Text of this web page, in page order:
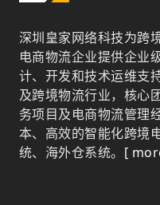
深圳皇家网络科技为跨
电商物流企业提供企业
计、开发和技术运维支
及跨境物流行业，核心
务项目及电商物流管理
本、高效的智能化跨境
统、海外仓系统。 [